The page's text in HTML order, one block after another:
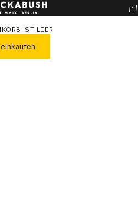
IST LEER